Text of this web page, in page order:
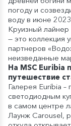
погоду и
воду в июне
Круизный лайнер
— это коллекция
партнеров
неизведанные
На MSC Euribia
путешествие
Галерея Euribia
светодиодным
в самом центре
Лаунж Carousel,